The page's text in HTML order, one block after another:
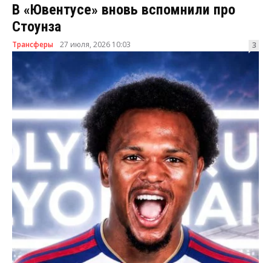
В «Ювентусе» вновь вспомнили про
Стоунза
Трансферы 27 июля, 2026 10:03 3